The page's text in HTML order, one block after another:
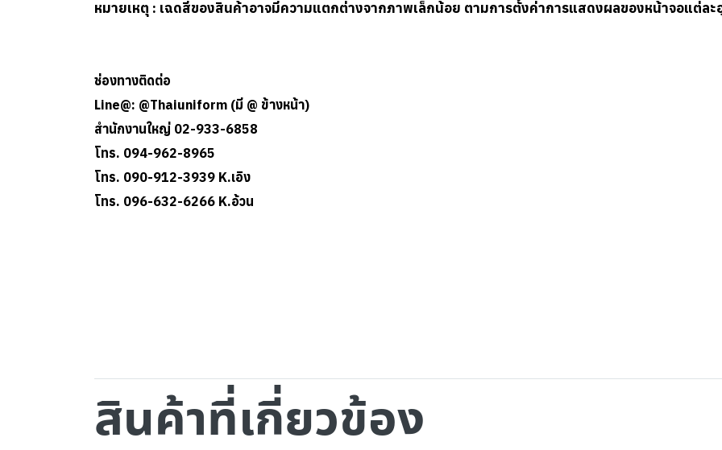
หมายเหตุ : เฉดสีของสินค้าอาจมีความแตกต่างจากภาพเล็กน้อย ตามการตั้งค่าการแสดงผลของหน้าจอแต่ล
ช่องทางติดต่อ
Line@: @Thaiuniform (มี @ ข้างหน้า)
สำนักงานใหญ่ 02-933-6858
โทร. 094-962-8965
โทร. 090-912-3939 K.เอิง
โทร. 096-632-6266 K.อ้วน
สินค้าที่เกี่ยวข้อง